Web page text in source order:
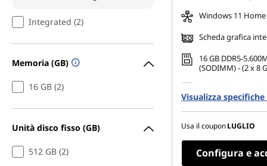
Integrated (2)
Memoria (GB)
16 GB (2)
Unità disco fisso (GB)
512 GB (2)
Windows 11 Home
Scheda grafica
16 GB DDR5-
(SODIMM) - (2 x 8
Gen4 QLC
14" WUXGA (1.920
non antiriflesso,
Visualizza
Usa il couponLUGLIO
Configura e